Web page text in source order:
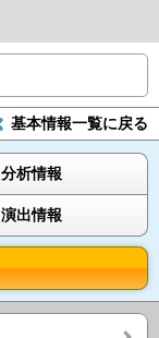
基本情報一覧に戻る
分析情報
演出情報